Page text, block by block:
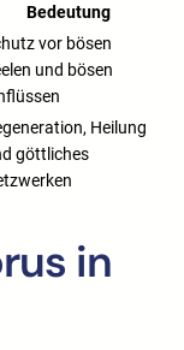
Bedeutung
vor bösen
und bösen
Heilung
göttliches
in